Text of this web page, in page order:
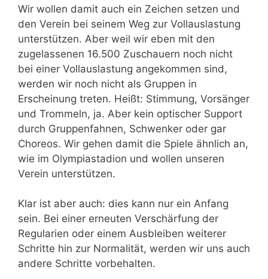
Wir wollen damit auch ein Zeichen setzen und
den Verein bei seinem Weg zur Vollauslastung
unterstützen. Aber weil wir eben mit den
zugelassenen 16.500 Zuschauern noch nicht
bei einer Vollauslastung angekommen sind,
werden wir noch nicht als Gruppen in
Erscheinung treten. Heißt: Stimmung, Vorsänger
und Trommeln, ja. Aber kein optischer Support
durch Gruppenfahnen, Schwenker oder gar
Choreos. Wir gehen damit die Spiele ähnlich an,
wie im Olympiastadion und wollen unseren
Verein unterstützen.
Klar ist aber auch: dies kann nur ein Anfang
sein. Bei einer erneuten Verschärfung der
Regularien oder einem Ausbleiben weiterer
Schritte hin zur Normalität, werden wir uns auch
andere Schritte vorbehalten.